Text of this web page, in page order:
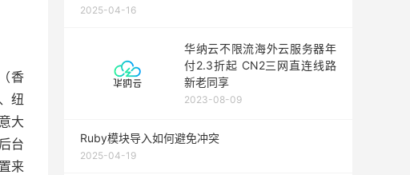
香
纽
大
台
来
2025-04-16
华纳云不限流海外云服务器年
付2.3折起 CN2三网直连线路
新老同享
2023-08-09
Ruby模块导入如何避免冲突
2025-04-19